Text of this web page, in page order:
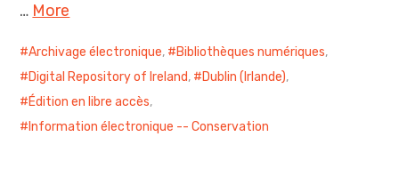
… More
Archivage électronique, Bibliothèques numériques,
Digital Repository of Ireland, Dublin (Irlande),
Édition en libre accès,
Information électronique -- Conservation